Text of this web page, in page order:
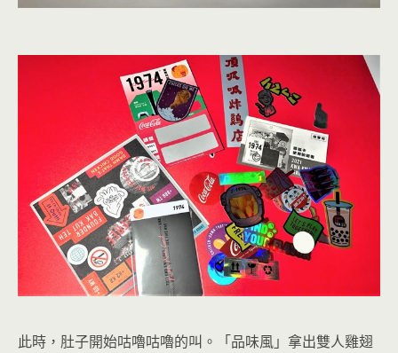
此時，肚子開始咕嚕咕嚕的叫。「品味風」拿出雙人雞翅